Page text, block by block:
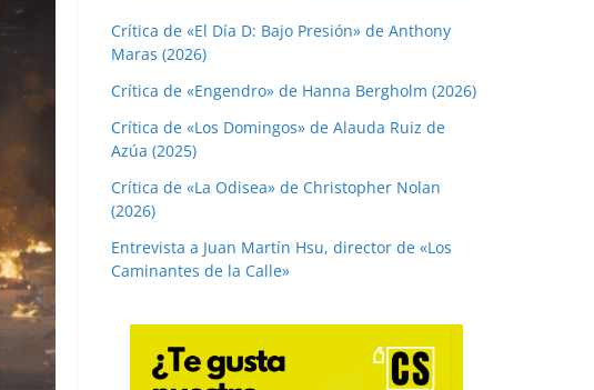
Crítica de «El Día D: Bajo Presión» de Anthony
Maras (2026)
Crítica de «Engendro» de Hanna Bergholm (2026)
Crítica de «Los Domingos» de Alauda Ruiz de
Azúa (2025)
Crítica de «La Odisea» de Christopher Nolan
(2026)
Entrevista a Juan Martín Hsu, director de «Los
Caminantes de la Calle»